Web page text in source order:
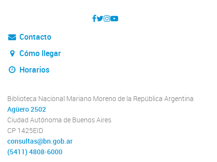
Contacto
Cómo llegar
Horarios
Biblioteca Nacional Mariano Moreno de la República Argentina
Agüero 2502
Ciudad Autónoma de Buenos Aires
CP 1425EID
consultas@bn.gob.ar
(5411) 4808-6000